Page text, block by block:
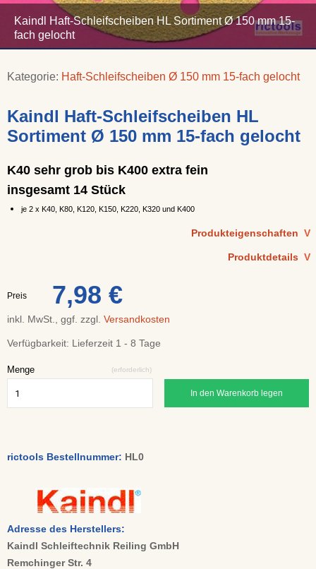
Kaindl Haft-Schleifscheiben HL Sortiment Ø 150 mm 15-
fach gelocht
Kategorie: Haft-Schleifscheiben Ø 150 mm 15-fach gelocht
Kaindl Haft-Schleifscheiben HL
Sortiment Ø 150 mm 15-fach gelocht
K40 sehr grob bis K400 extra fein
insgesamt 14 Stück
je 2 x K40, K80, K120, K150, K220, K320 und K400
Produkteigenschaften V
Produktdetails V
Preis 7,98 €
inkl. MwSt., ggf. zzgl. Versandkosten
Verfügbarkeit: Lieferzeit 1 - 8 Tage
Menge (erforderlich)
In den Warenkorb legen
rictools Bestellnummer: HL0
Adresse des Herstellers:
Kaindl Schleiftechnik Reiling GmbH
Remchinger Str. 4